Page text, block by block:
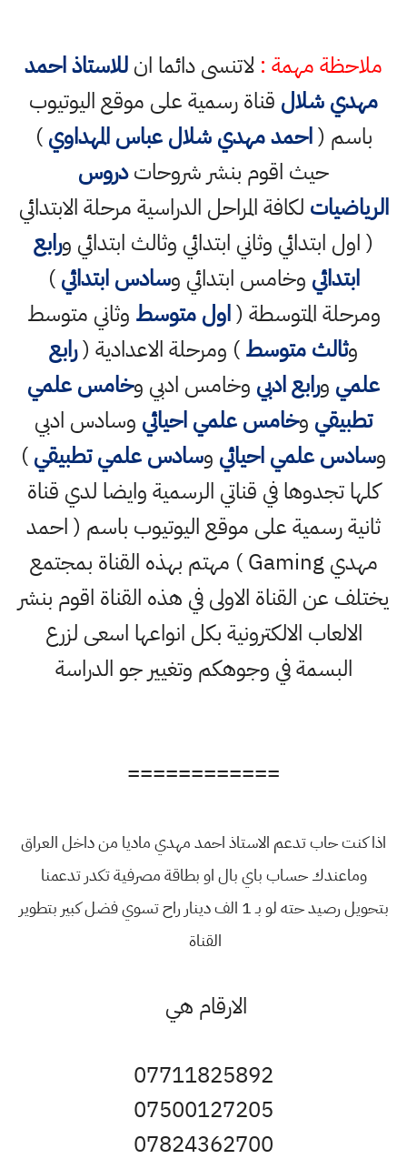
ملاحظة مهمة : لاتنسى دائما انللاستاذ احمد
مهدي شلال قناة رسمية على موقع اليوتيوب
باسم (احمد مهدي شلال عباس المهداوي)
حيث اقوم بنشر شروحاتدروس
الرياضيات لكافة المراحل الدراسية مرحلة الابتدائي
( اول ابتدائي وثاني ابتدائي وثالث ابتدائي ورابع
ابتدائي وخامس ابتدائي وسادس ابتدائي)
ومرحلة المتوسطة (اول متوسط وثاني متوسط
وثالث متوسط) ومرحلة الاعدادية (رابع
علمي ورابع ادبي وخامس ادبي وخامس علمي
تطبيقي وخامس علمي احيائي وسادس ادبي
وسادس علمي احيائي وسادس علمي تطبيقي)
كلها تجدوها في قناتي الرسمية وايضا لدي قناة
ثانية رسمية على موقع اليوتيوب باسم ( احمد
مهدي Gaming ) مهتم بهذه القناة بمجتمع
يختلف عن القناة الاولى في هذه القناة اقوم بنشر
الالعاب الالكترونية بكل انواعها اسعى لزرع
البسمة في وجوهكم وتغيير جو الدراسة
============
اذا كنت حاب تدعم الاستاذ احمد مهدي ماديا من داخل العراق
وماعندك حساب باي بال او بطاقة مصرفية تكدر تدعمنا
بتحويل رصيد حته لو بـ 1 الف دينار راح تسوي فضل كبير بتطوير
القناة
الارقام هي
07711825892
07500127205
07824362700